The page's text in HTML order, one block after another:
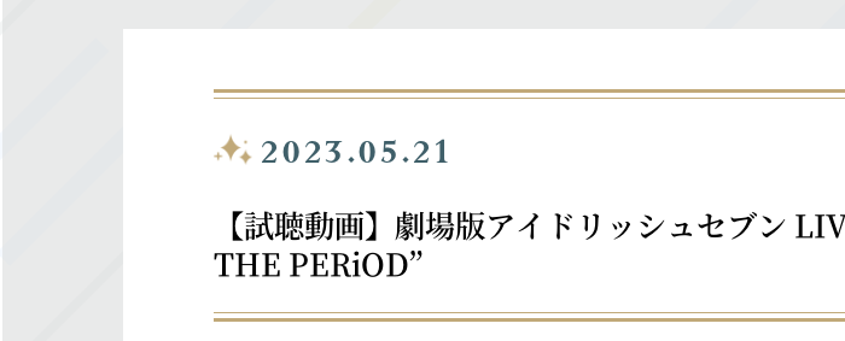
2023.05.21
【試聴動画】劇場版アイドリッシュセブ
THE PERiOD”